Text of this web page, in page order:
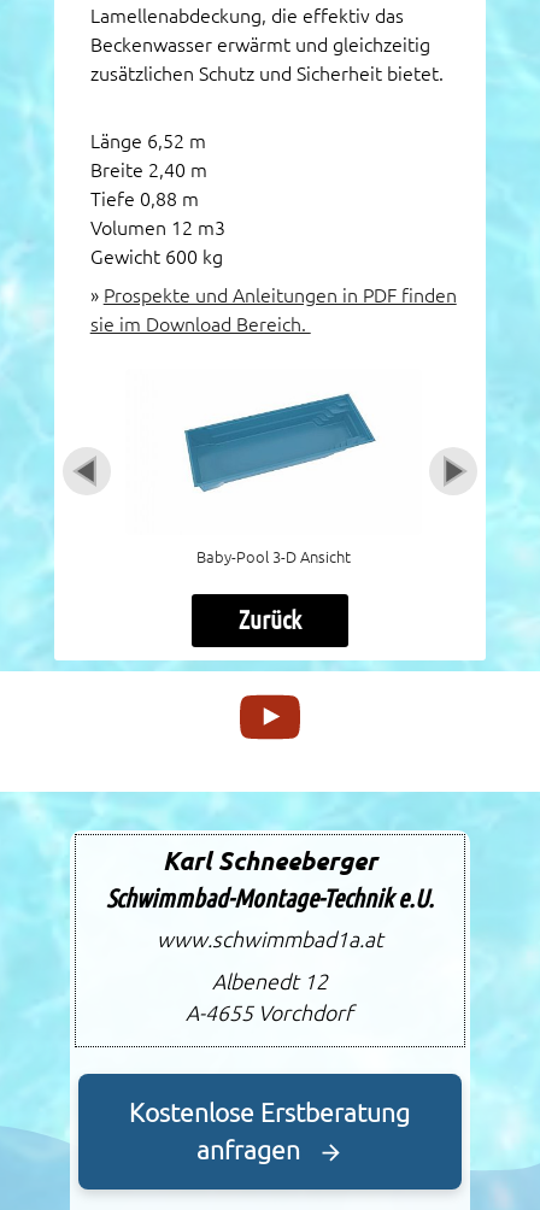
Lamellenabdeckung, die effektiv das
Beckenwasser erwärmt und gleichzeitig
zusätzlichen Schutz und Sicherheit bietet.
Länge 6,52 m
Breite 2,40 m
Tiefe 0,88 m
Volumen 12 m3
Gewicht 600 kg
» Prospekte und Anleitungen in PDF finden
sie im Download Bereich.
Baby-Pool 3-D Ansicht
Zurück
Karl Schneeberger
Schwimmbad-Montage-Technik e.U.
www.schwimmbad1a.at
Albenedt 12
A-4655 Vorchdorf
Kostenlose Erstberatung
anfragen